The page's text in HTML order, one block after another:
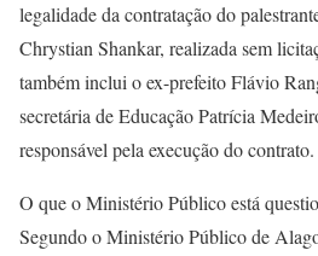
legalidade da contratação do
Chrystian Shankar, realizada sem
também inclui o ex-prefeito Flávio
secretária de Educação Patrícia
responsável pela execução do contrato.
O que o Ministério Público está
Segundo o Ministério Público de